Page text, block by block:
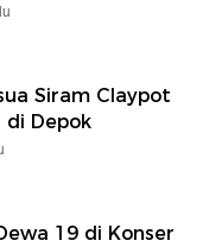
Siram Claypot
di Depok
19 di Konser